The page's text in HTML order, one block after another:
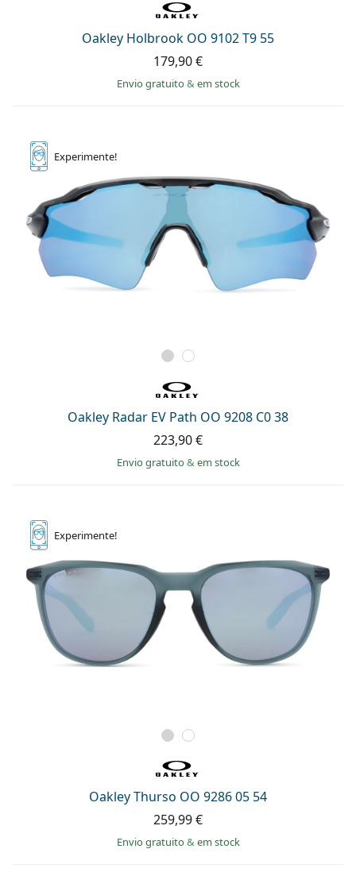
Oakley Holbrook OO 9102 T9 55
179,90 €
Envio gratuito& em stock
Experimente!
Oakley Radar EV Path OO 9208 C0 38
223,90 €
Envio gratuito& em stock
Experimente!
Oakley Thurso OO 9286 05 54
259,99 €
Envio gratuito& em stock